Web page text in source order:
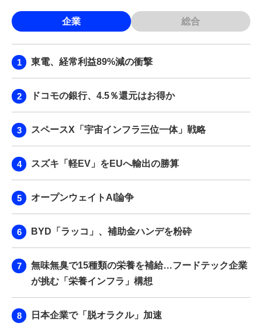
企業 総合
東電、経常利益89%減の衝撃
ドコモの銀行、4.5％還元はお得か
スペースX「宇宙インフラ三位一体」戦略
スズキ「軽EV」をEUへ輸出の勝算
オープンウェイトAI論争
BYD「ラッコ」、補助金ハンデを粉砕
無味無臭で15種類の栄養を補給…フードテック企業
が挑む「栄養インフラ」構想
日本企業で「脱オラクル」加速